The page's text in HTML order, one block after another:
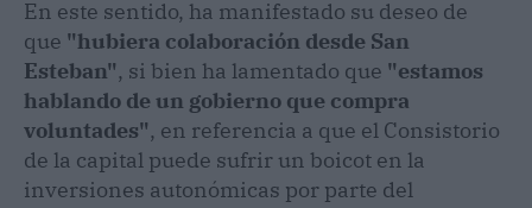
En este sentido, ha manifestado su deseo de
que "hubiera colaboración desde San
Esteban", si bien ha lamentado que "estamos
hablando de un gobierno que compra
voluntades", en referencia a que el Consistorio
de la capital puede sufrir un boicot en la
inversiones autonómicas por parte del